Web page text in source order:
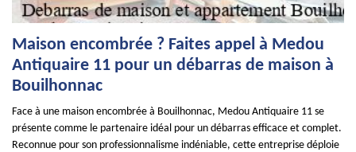
Maison encombrée ? Faites appel à Medou
Antiquaire 11 pour un débarras de maison à
Bouilhonnac
Face à une maison encombrée à Bouilhonnac, Medou Antiquaire 11 se
présente comme le partenaire idéal pour un débarras efficace et complet.
Reconnue pour son professionnalisme indéniable, cette entreprise déploie